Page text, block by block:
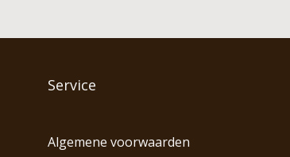
Service
Algemene voorwaarden